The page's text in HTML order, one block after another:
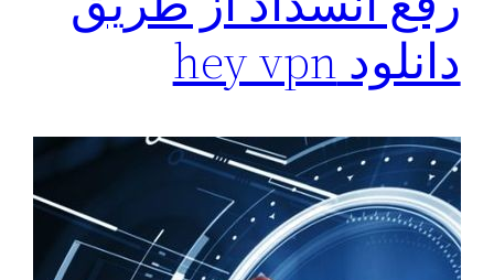
دانلود hey vpn